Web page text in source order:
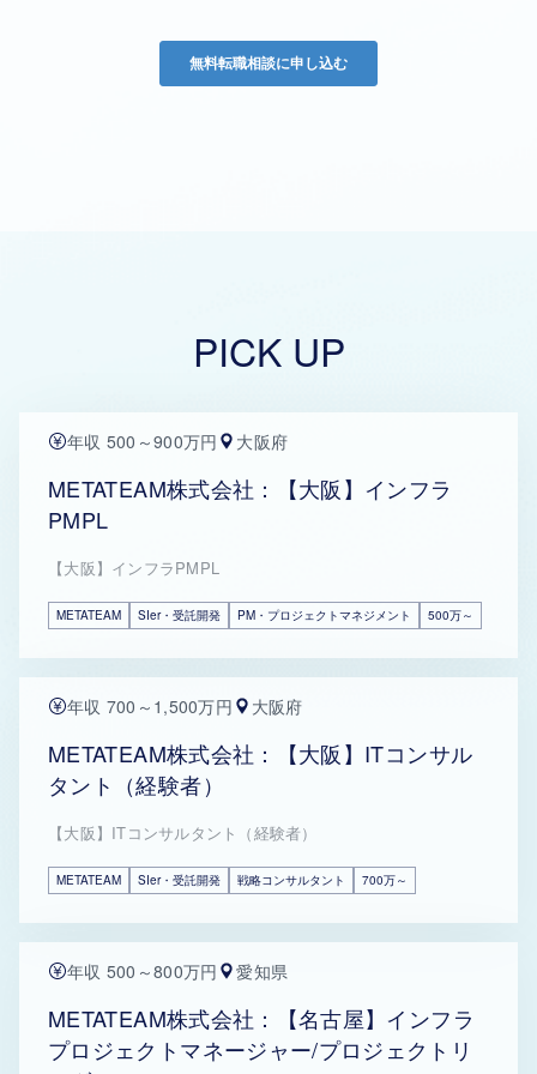
PICK UP
年収 500～900万円 大阪府
METATEAM株式会社：【大阪】インフラ
PMPL
【大阪】インフラPMPL
METATEAM SIer・受託開発 PM・プロジェクトマネジメント 500万～
年収 700～1,500万円 大阪府
METATEAM株式会社：【大阪】ITコンサル
タント（経験者）
【大阪】ITコンサルタント（経験者）
METATEAM SIer・受託開発 戦略コンサルタント 700万～
年収 500～800万円 愛知県
METATEAM株式会社：【名古屋】インフラ
プロジェクトマネージャー/プロジェクトリ